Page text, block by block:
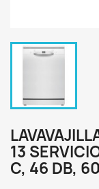
13
C, 46 DB,